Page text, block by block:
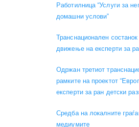
Работилница “Услуги за
домашни услови”
Транснационален
движење на експерти за
Одржан третиот
рамките на проектот
експерти за ран детски
Средба на локалните
медиумите